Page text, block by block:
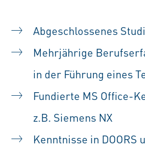
Abgeschlossenes
Mehrjährige
in der Führung eines
Fundierte MS Office-
z.B. Siemens NX
Kenntnisse in DOORS